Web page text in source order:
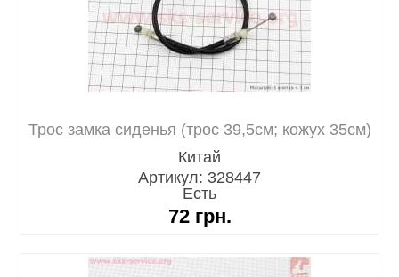
Трос замка сиденья (трос 39,5см; кожух 35см)
Китай
Артикул: 328447
Есть
72 грн.